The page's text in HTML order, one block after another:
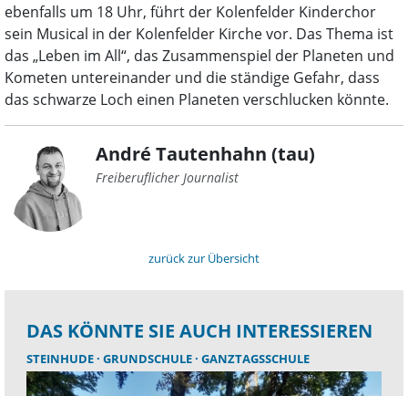
ebenfalls um 18 Uhr, führt der Kolenfelder Kinderchor
sein Musical in der Kolenfelder Kirche vor. Das Thema ist
das „Leben im All“, das Zusammenspiel der Planeten und
Kometen untereinander und die ständige Gefahr, dass
das schwarze Loch einen Planeten verschlucken könnte.
André Tautenhahn (tau)
Freiberuflicher Journalist
zurück zur Übersicht
DAS KÖNNTE SIE AUCH INTERESSIEREN
STEINHUDE GRUNDSCHULE GANZTAGSSCHULE